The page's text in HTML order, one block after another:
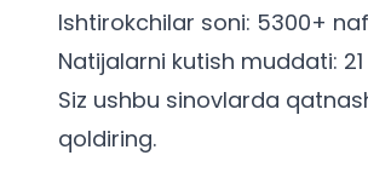
Ishtirokchilar soni: 5300+
Natijalarni kutish muddati: 21
Siz ushbu sinovlarda
qoldiring.